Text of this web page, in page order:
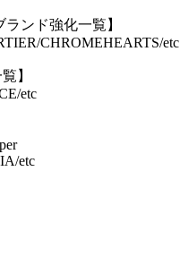
ンド強化一覧】
CHROMEHEARTS/etc
】
etc
etc